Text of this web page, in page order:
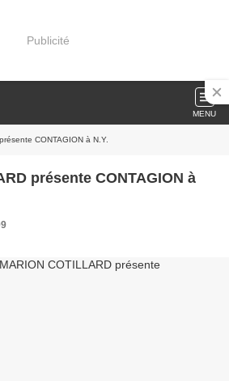
Publicité
MENU
CONTAGION à N.Y.
présente CONTAGION à